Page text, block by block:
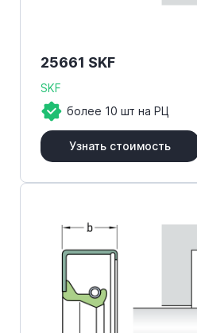
25661 SKF
SKF
более 10 шт на РЦ
Узнать стоимость